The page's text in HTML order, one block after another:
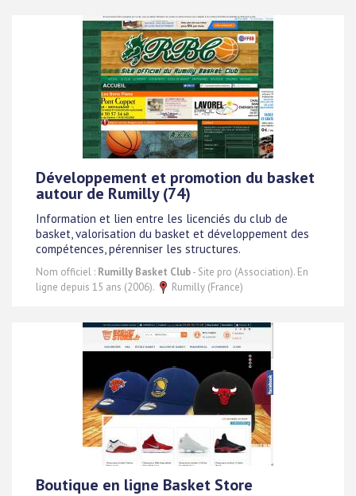
Développement et promotion du basket
autour de Rumilly (74)
Information et lien entre les licenciés du club de
basket, valorisation du basket et développement des
compétences, pérenniser les structures.
Nom officiel : Rumilly Basket Club- Site pro (Association). En
ligne depuis 15 ans (2006).
Rumilly (France)
Boutique en ligne Basket Store